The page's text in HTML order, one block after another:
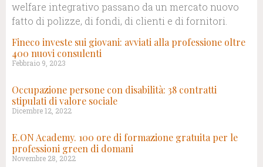
welfare integrativo passano da un mercato nuovo
fatto di polizze, di fondi, di clienti e di fornitori.
Fineco investe sui giovani: avviati alla professione oltre
400 nuovi consulenti
Febbraio 9, 2023
Occupazione persone con disabilità: 38 contratti
stipulati di valore sociale
Dicembre 12, 2022
E.ON Academy. 100 ore di formazione gratuita per le
professioni green di domani
Novembre 28, 2022